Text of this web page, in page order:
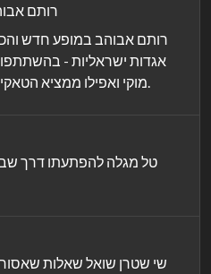
רותם
רותם אבוהב במופע חדש
אגדות ישראליות -
מוקי ואפילו ממציא הטאקי בכבודו ובעצמו! כ' עב'. (שח).
טל מגלה להפתעתו דרך
שי שטרן שואל שאלות